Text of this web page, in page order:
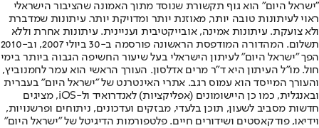
"ישראל היום" הוא גוף תקשורת שנוסד מתוך האמונה שהציבור הישראלי
ראוי לעיתונות טובה יותר, מאוזנת יותר ומדויקת יותר. עיתונות שמדברת
ולא צועקת. עיתונות אמינה, אובייקטיבית ועניינית. עיתונות אחרת וללא
תשלום. המהדורה המודפסת הראשונה פורסמה ב-30 ביולי 2007, וב-2010
הפך "ישראל היום" לעיתון הישראלי בעל שיעור החשיפה הגבוה ביותר בימי
חול. מו"ל העיתון היא ד"ר מרים אדלסון. העורך הראשי הוא עמר לחמנוביץ,
והעורך המייסד הוא עמוס רגב. אתרי האינטרנט של "ישראל היום" בעברית
ובאנגלית, כמו כן היישומונים (אפליקציות) לאנדרואיד ול-iOS, מציגים
חדשות מסביב לשעון, תוכן בלעדי, מבזקים ועדכונים, ניתוחים ופרשנויות,
וידיאו, פודקאסטים ושידורים חיים. פלטפורמות הדיגיטל של "ישראל היום"